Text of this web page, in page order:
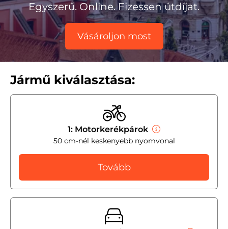
Egyszerű. Online. Fizessen útdíjat.
Vásároljon most
Jármű kiválasztása:
1: Motorkerékpárok
50 cm-nél keskenyebb nyomvonal
Tovább